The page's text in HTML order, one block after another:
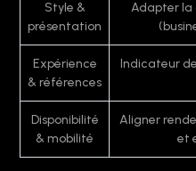
Style &
présentation
Adapter la
Expérience
& références
Indicateur
Disponibilité
& mobilité
Aligner
et